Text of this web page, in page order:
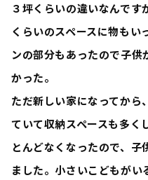
３坪くらいの違いなんで
くらいのスペースに物もい
ンの部分もあったので子供
かった。
ただ新しい家になってから
ていて収納スペースも多く
とんどなくなったので、
ました。小さいこどもがい